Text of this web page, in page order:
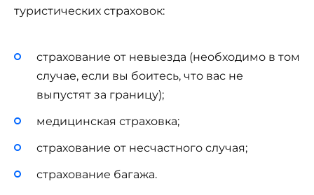
туристических страховок:
страхование от невыезда (необходимо в том
случае, если вы боитесь, что вас не
выпустят за границу);
медицинская страховка;
страхование от несчастного случая;
страхование багажа.